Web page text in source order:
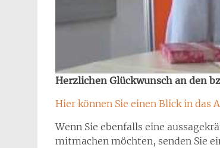
Herzlichen Glückwunsch an den
Hier können Sie einen Blick in das
Wenn Sie ebenfalls eine
mitmachen möchten, senden Sie